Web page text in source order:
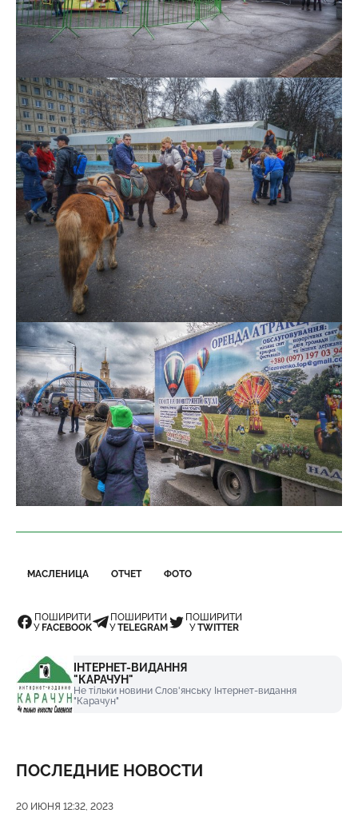
МАСЛЕНИЦА ОТЧЕТ ФОТО
ПОШИРИТИ
У FACEBOOK
ПОШИРИТИ
УTELEGRAM
ПОШИРИТИ
УTWITTER
ІНТЕРНЕТ-ВИДАННЯ
"КАРАЧУН"
Не тільки новини Слов'янську Інтернет-видання
"Карачун"
ПОСЛЕДНИЕ НОВОСТИ
Дата публикации
20 ИЮНЯ 12:32, 2023